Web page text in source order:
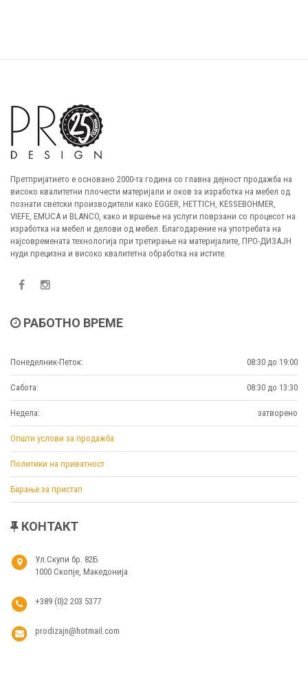
Претпријатието е основано 2000-та година со главна дејност продажба на
високо квалитетни плочести материјали и оков за изработка на мебел од
познати светски производители како EGGER, HETTICH, KESSEBOHMER,
VIEFE, EMUCA и BLANCO, како и вршење на услуги поврзани со процесот на
изработка на мебел и делови од мебел. Благодарение на употребата на
најсовремената технологија при третирање на материјалите, ПРО-ДИЗАЈН
нуди прецизна и високо квалитетна обработка на истите.
РАБОТНО ВРЕМЕ
Понеделник-Петок: 08:30 до 19:00
Сабота: 08:30 до 13:30
Недела: затворено
Општи услови за продажба
Политики на приватност
Барање за пристап
КОНТАКТ
Ул.Скупи бр. 82Б
1000 Скопје, Македонија
+389 (0)2 203 5377
prodizajn@hotmail.com